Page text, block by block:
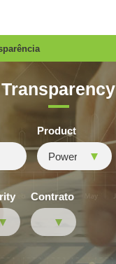
Transparency
Product
Contrato